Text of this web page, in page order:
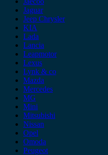
Jaguar
Jeep Chrysler
KIA
Lada
Lancia
Leapmotor
Lexus
Lynk & co
Mazda
Mercedes
MG
Mini
Mitsubishi
Nissan
Opel
Omoda
Peugeot